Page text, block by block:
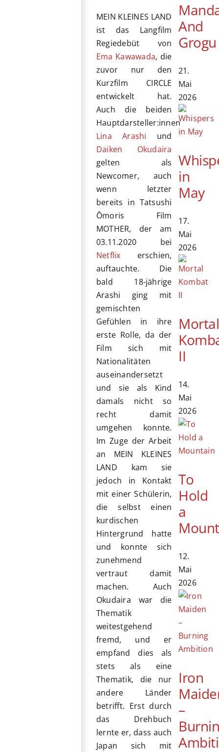
MEIN KLEINES LAND
ist das Langfilm
Regiedebüt von
Ema Kawawada, die
zuvor nur den
Kurzfilm CIRCLE
entwickelt hat.
Auch die beiden
Hauptdarsteller:innen
Lina Arashi und
Daiken Okudaira
gelten als
Newcomer, auch
wenn letzter
bereits in Tatsushi
Ōmoris Film
MOTHER, der am
03.11.2020 bei
Netflix erschien,
auftauchte. Die
bald 18-jährige
Arashi ging mit
gemischten
Gefühlen in ihre
erste Rolle, da der
Film sich mit
Nationalitäten
auseinandersetzt
und sie als Kind
damals nicht so
recht damit
umgehen konnte.
Im Zuge der Arbeit
an MEIN KLEINES
LAND kam sie
jedoch in Kontakt
mit einer Schülerin,
die selbst einen
kurdischen
Hintergrund hatte
und konnte sich
zunehmend
vertraut damit
machen. Auch
Okudaira war die
Thematik
weitestgehend
fremd, und er
empfand dies als
stets als eine
Thematik, die nur
andere Länder
betrifft. Erst durch
das Drehbuch
lernte er, dass auch
Japan sich mit
And
Grogu
21.
Mai
2026
in
May
17.
Mai
2026
Mortal
II
14.
Mai
2026
To
Hold
a
12.
Mai
2026
Iron
–